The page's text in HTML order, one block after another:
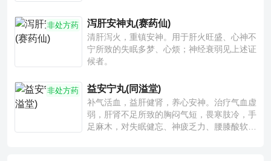
非处方药 泻肝安神丸(赛药仙)
清肝泻火，重镇安神。用于肝火旺盛、心神不
宁所致的失眠多梦、心烦；神经衰弱见上述证
候者。
非处方药 益安宁丸(同溢堂)
补气活血，益肝健肾，养心安神。治疗气血虚
弱，肝肾不足所致的胸闷气短，畏寒肢冷，手
足麻木，对失眠健忘、神疲乏力、腰膝酸软也